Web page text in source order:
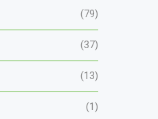
(79)
(37)
(13)
(1)